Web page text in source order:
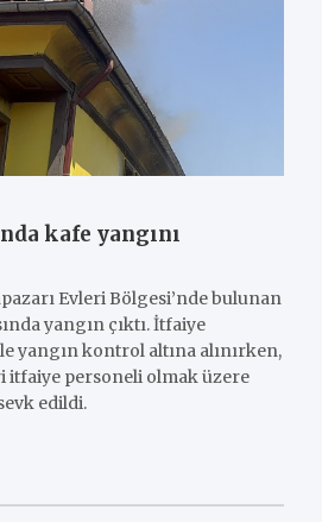
kafe yangını
Evleri Bölgesi’nde bulunan
yangın çıktı. İtfaiye
yangın kontrol altına alınırken,
itfaiye personeli olmak üzere
edildi.